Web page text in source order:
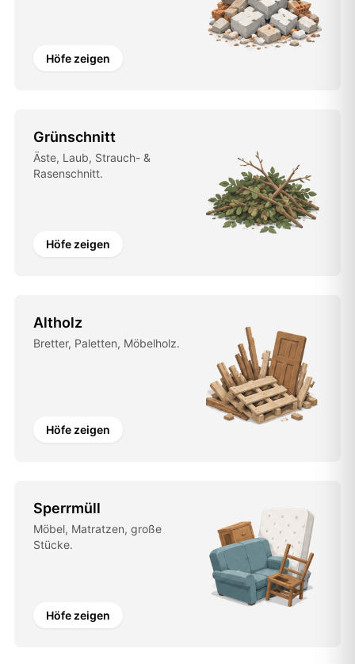
Höfe zeigen
Grünschnitt
Äste, Laub, Strauch- &
Rasenschnitt.
Höfe zeigen
Altholz
Bretter, Paletten, Möbelholz.
Höfe zeigen
Sperrmüll
Möbel, Matratzen, große
Stücke.
Höfe zeigen